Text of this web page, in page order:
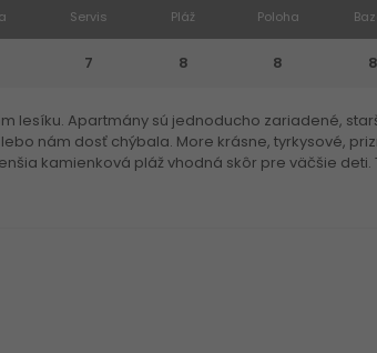
Servis
7
Pláž
8
Poloha
8 8
lesíku. Apartmány sú jednoducho zariadené,
nám dosť chýbala. More krásne, tyrkysové,
kamienková pláž vhodná skôr pre väčšie